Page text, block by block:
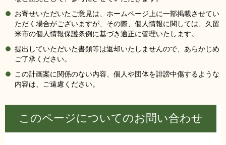
お寄せいただいたご意見は、ホームページ上に一部掲載させてい
ただく場合がございますが、その際、個人情報に関しては、久留
米市の個人情報保護条例に基づき適正に管理いたします。
提出していただいた書類等は返却いたしませんので、あらかじめ
ご了承ください。
この計画案に関係のない内容、個人や団体を誹謗中傷するような
内容は、ご遠慮ください。
このページについてのお問い合わせ